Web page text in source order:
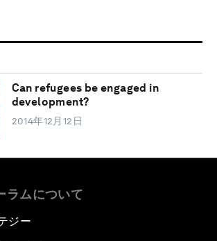
Can refugees be engaged in
development?
2014年12月12日
ラムについて
ジー